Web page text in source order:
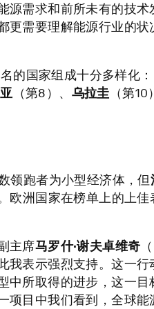
源需求和前所未有的技
更需要理解能源行业的
的国家组成十分多样化
（第8）、 乌拉圭 （第
领跑者为小型经济体，但
欧洲国家在榜单上的上
主席马罗什·谢夫卓维奇
我表示强烈支持。这一
中所取得的进步，这一
项目中我们看到，全球